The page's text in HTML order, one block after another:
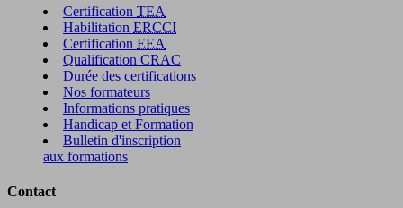
Certification TEA
Habilitation ERCCI
Certification EEA
Qualification CRAC
Durée des certifications
Nos formateurs
Informations pratiques
Handicap et Formation
Bulletin d'inscription
aux formations
Contact